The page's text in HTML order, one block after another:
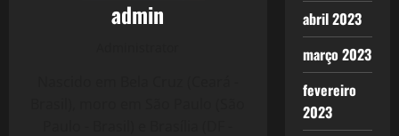
admin
abril 2023
março 2023
fevereiro
2023